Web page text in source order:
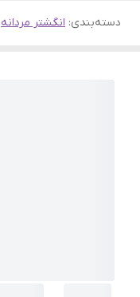
دسته‌بندی: انگشتر مردانه